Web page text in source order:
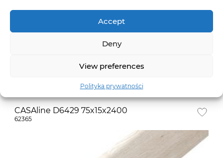
Accept
Deny
View preferences
Polityka prywatności
CASAline D6429 75x15x2400
62365